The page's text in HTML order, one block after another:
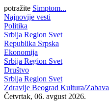
potražite Simptom...
Najnovije vesti
Politika
Srbija Region Svet
Republika Srpska
Ekonomija
Srbija Region Svet
Društvo
Srbija Region Svet
Zdravlje Beograd Kultura/Zabava
Četvrtak, 06. avgust 2026.